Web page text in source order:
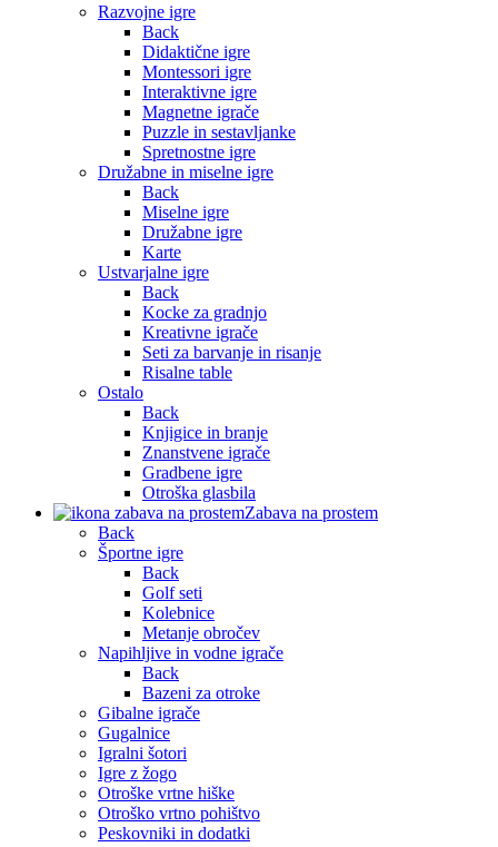
Razvojne igre
Back
Didaktične igre
Montessori igre
Interaktivne igre
Magnetne igrače
Puzzle in sestavljanke
Spretnostne igre
Družabne in miselne igre
Back
Miselne igre
Družabne igre
Karte
Ustvarjalne igre
Back
Kocke za gradnjo
Kreativne igrače
Seti za barvanje in risanje
Risalne table
Ostalo
Back
Knjigice in branje
Znanstvene igrače
Gradbene igre
Otroška glasbila
Zabava na prostem
Back
Športne igre
Back
Golf seti
Kolebnice
Metanje obročev
Napihljive in vodne igrače
Back
Bazeni za otroke
Gibalne igrače
Gugalnice
Igralni šotori
Igre z žogo
Otroške vrtne hiške
Otroško vrtno pohištvo
Peskovniki in dodatki